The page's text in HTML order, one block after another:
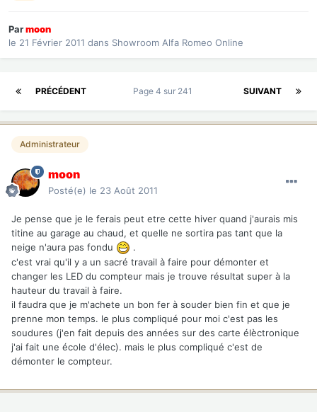
Parmoon
le 21 Février 2011 dans Showroom Alfa Romeo Online
PRÉCÉDENT SUIVANT
Page 4 sur 241
Administrateur
moon
Posté(e) le 23 Août 2011
Je pense que je le ferais peut etre cette hiver quand j'aurais mis
titine au garage au chaud, et quelle ne sortira pas tant que la
neige n'aura pas fondu
.
c'est vrai qu'il y a un sacré travail à faire pour démonter et
changer les LED du compteur mais je trouve résultat super à la
hauteur du travail à faire.
il faudra que je m'achete un bon fer à souder bien fin et que je
prenne mon temps. le plus compliqué pour moi c'est pas les
soudures (j'en fait depuis des années sur des carte élèctronique
j'ai fait une école d'élec). mais le plus compliqué c'est de
démonter le compteur.